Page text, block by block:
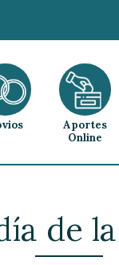
Aportes
Online
de